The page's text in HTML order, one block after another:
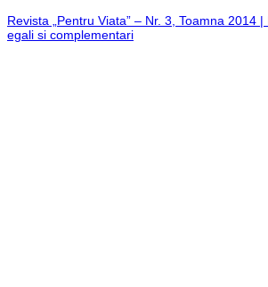
Revista „Pentru Viata” – Nr. 3, Toamna 2014
egali si complementari